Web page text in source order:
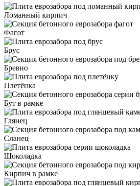
Ломанный кирпич
Фагот
Брус
Бревно
Плетёнка
Бут в рамке
Глянец
Сланец
Шоколадка
Кирпич в рамке